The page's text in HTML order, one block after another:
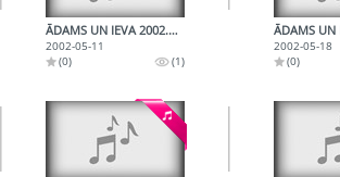
ĀDAMS UN IEVA 2002.05.11.
2002-05-11
(0)
(1)
2002-05-18
(0)